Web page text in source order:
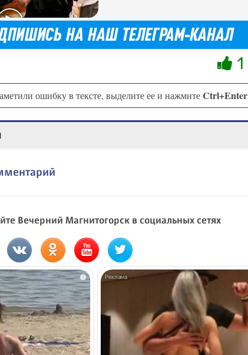
1
ошибку в тексте, выделите ее и нажмитеCtrl+Enter
Вечерний Магнитогорск в социальных сетях
i